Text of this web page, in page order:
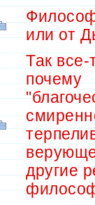
или от
Так все-
почему
другие